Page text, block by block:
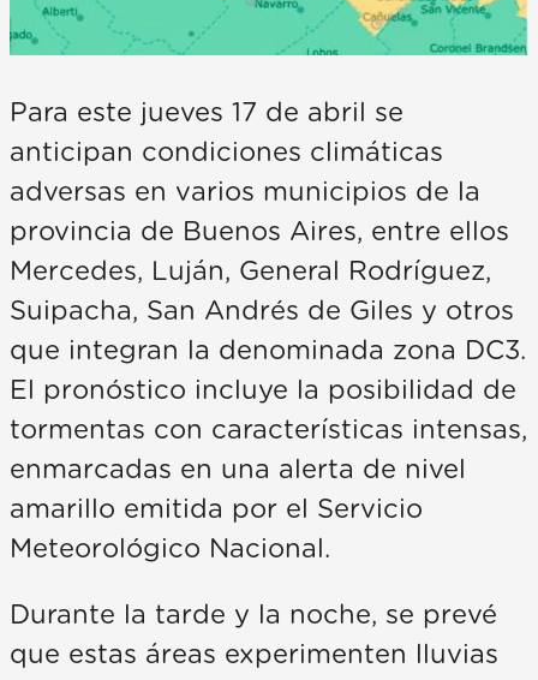
Para este jueves 17 de abril se
anticipan condiciones climáticas
adversas en varios municipios de la
provincia de Buenos Aires, entre ellos
Mercedes, Luján, General Rodríguez,
Suipacha, San Andrés de Giles y otros
que integran la denominada zona DC3.
El pronóstico incluye la posibilidad de
tormentas con características intensas,
enmarcadas en una alerta de nivel
amarillo emitida por el Servicio
Meteorológico Nacional.
Durante la tarde y la noche, se prevé
que estas áreas experimenten lluvias